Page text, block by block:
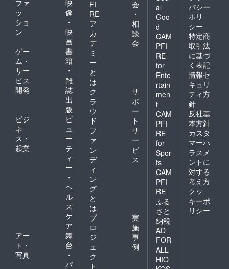
ファ
ッ
ショ
ン
映
像
・
映
画
ゲー
ム・
サー
ビス
開発
書
籍
・
雑
誌
出
版
ビジ
ネ
ス・
起業
ビ
ュ
ー
テ
ィ
ー
・
ヘ
ル
ス
ケ
ア
アー
ト・
写真
舞
台
・
パ
FI
RE
ア
カ
デ
ミ
ー
と
は
会
・
相
談
会
ク
ラ
ウ
ド
フ
ァ
ン
デ
ィ
ン
グ
と
は
サ
ポ
ー
ト
サ
ー
ビ
ス
プ
ロ
ジ
ェ
ク
ト
実
施
事
例
al
Goo
d
CAM
PFI
RE
for
Ente
rtain
men
t
CAM
PFI
RE
for
Spor
ts
CAM
PFI
RE
ふる
さと
納税
AD
FOR
ALL
HIO
バシー
ポリ
シー
特定商
取引法
に基づ
く表記
情報セ
キュリ
ティ方
針
反社基
本方針
カスタ
マーハ
ラスメ
ントに
対する
考え方
クッ
キーポ
リシー